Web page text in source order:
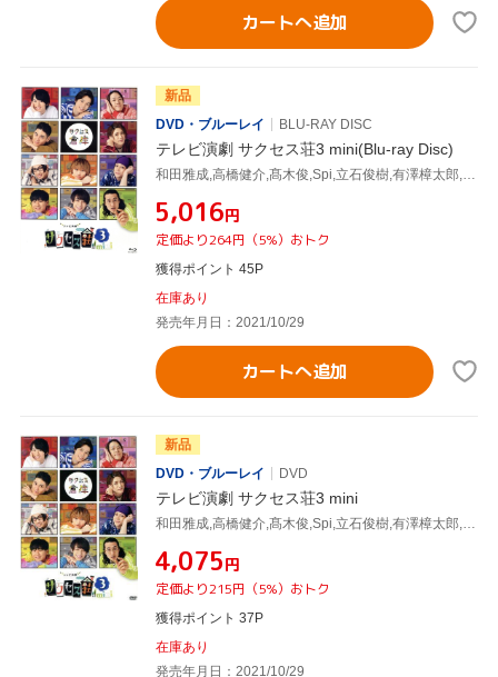
カートへ追加
新品
DVD・ブルーレイ
BLU-RAY DISC
テレビ演劇 サクセス荘3 mini(Blu-ray Disc)
¥5,016円
定価より264円（5%）おトク
獲得ポイント 45P
在庫あり
発売年月日：2021/10/29
カートへ追加
新品
DVD・ブルーレイ
DVD
テレビ演劇 サクセス荘3 mini
¥4,075円
定価より215円（5%）おトク
獲得ポイント 37P
在庫あり
発売年月日：2021/10/29